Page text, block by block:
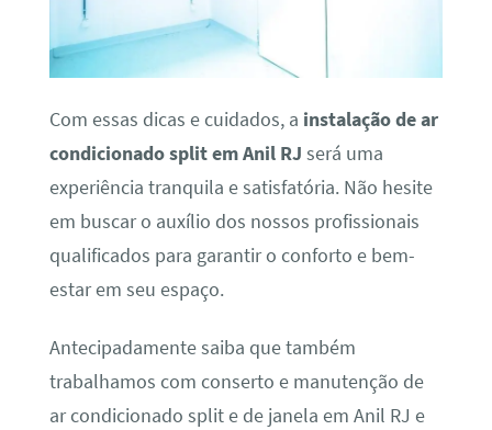
Com essas dicas e cuidados, a instalação de ar
condicionado split em Anil RJ será uma
experiência tranquila e satisfatória. Não hesite
em buscar o auxílio dos nossos profissionais
qualificados para garantir o conforto e bem-
estar em seu espaço.
Antecipadamente saiba que também
trabalhamos com conserto e manutenção de
ar condicionado split e de janela em Anil RJ e